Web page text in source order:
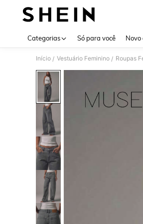
Categorias Só para você Novo
Início / Vestuário Feminino / Roupas